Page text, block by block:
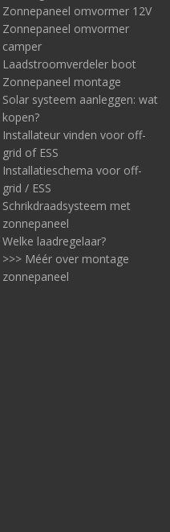
Zonnepaneel omvormer 12V
Zonnepaneel omvormer
camper
Laadstroomverdeler boot
Zonnepaneel montage
Solar systeem aanleggen: wat
kopen?
Installateur vinden voor off-
grid of ESS
Installatieschema voor off-
grid / ESS
Schrikdraadsysteem met
zonnepaneel
Welke laadregelaar?
>>> Méér over montage
zonnepaneel